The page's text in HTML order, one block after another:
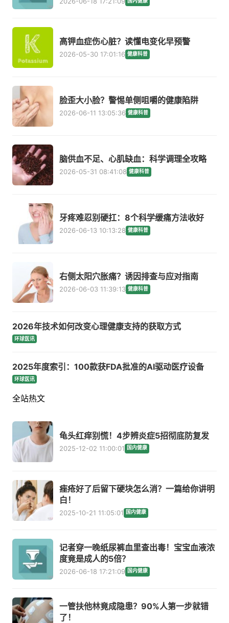
高钾血症伤心脏？读懂电变化早预警
2026-05-30 17:01:16 健康科普
脸歪大小脸？警惕单侧咀嚼的健康陷阱
2026-06-11 13:05:36 健康科普
脑供血不足、心肌缺血：科学调理全攻略
2026-05-31 08:41:08 健康科普
牙疼难忍别硬扛：8个科学缓痛方法收好
2026-06-13 10:13:28 健康科普
右侧太阳穴胀痛？诱因排查与应对指南
2026-06-03 11:39:13 健康科普
2026年技术如何改变心理健康支持的获取方式
环球医讯
2025年度索引：100款获FDA批准的AI驱动医疗设备
环球医讯
全站热文
龟头红痒别慌！4步辨炎症5招彻底防复发
2025-12-02 11:00:01 国内健康
痤疮好了后留下硬块怎么消？一篇给你讲明
白！
2025-10-21 11:05:01 国内健康
记者穿一晚纸尿裤血里查出毒！宝宝血液浓
度竟是成人的5倍？
2026-06-18 17:21:09 国内健康
一管扶他林竟成隐患？90%人第一步就错
了！